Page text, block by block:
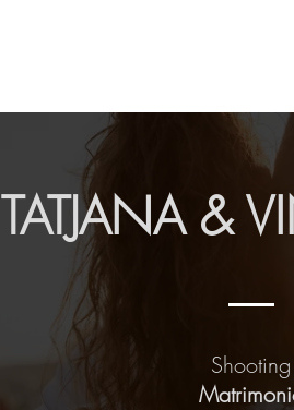
TATJANA &
Shooting